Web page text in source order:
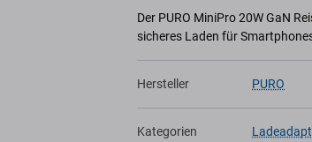
Der PURO MiniPro 20W GaN
sicheres Laden für
Hersteller PURO
Kategorien